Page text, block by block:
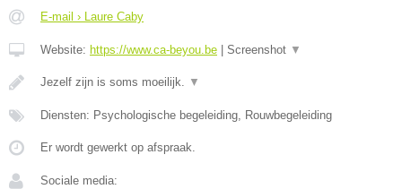
E-mail › Laure Caby
Website: https://www.ca-beyou.be Screenshot ▼
Jezelf zijn is soms moeilijk. ▼
Diensten: Psychologische begeleiding, Rouwbegeleiding
Er wordt gewerkt op afspraak.
Sociale media: